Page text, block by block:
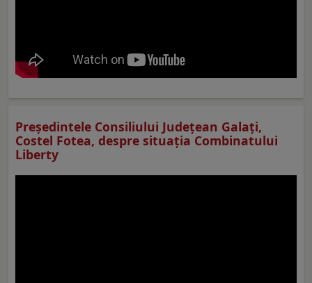
Preşedintele Consiliului Judeţean Galaţi,
Costel Fotea, despre situaţia Combinatului
Liberty